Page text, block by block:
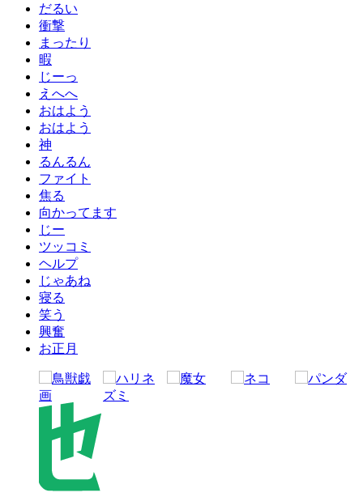
だるい
衝撃
まったり
暇
じーっ
えへへ
おはよう
おはよう
神
るんるん
ファイト
焦る
向かってます
じー
ツッコミ
ヘルプ
じゃあね
寝る
笑う
興奮
お正月